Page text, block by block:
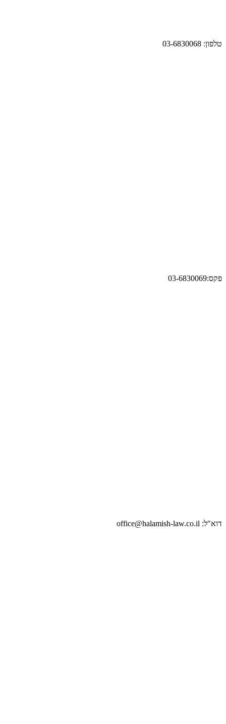
טלפון: 03-6830068
פקס:03-6830069
דוא"ל: office@halamish-law.co.il